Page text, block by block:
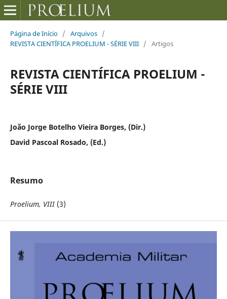
Página de Início / Arquivos /
REVISTA CIENTÍFICA PROELIUM - SÉRIE VIII / Artigos
REVISTA CIENTÍFICA PROELIUM -
SÉRIE VIII
João Jorge Botelho Vieira Borges, (Dir.)
David Pascoal Rosado, (Ed.)
Resumo
Proelium, VIII(3)